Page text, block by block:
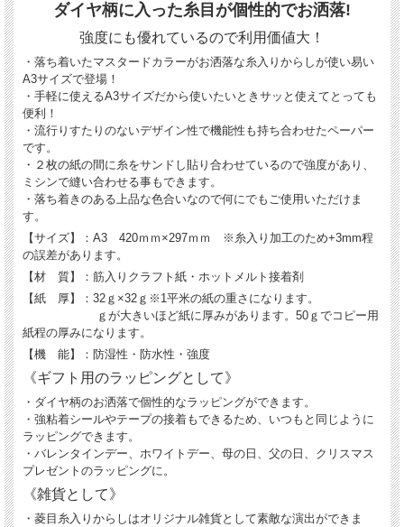
ダイヤ柄に入った糸目が個性的でお洒落!
強度にも優れているので利用価値大！
・落ち着いたマスタードカラーがお洒落な糸入りからしが使い易い
A3サイズで登場！
・手軽に使えるA3サイズだから使いたいときサッと使えてとっても
便利！
・流行りすたりのないデザイン性で機能性も持ち合わせたペーパー
です。
・２枚の紙の間に糸をサンドし貼り合わせているので強度があり、
ミシンで縫い合わせる事もできます。
・落ち着きのある上品な色合いなので何にでもご使用いただけま
す。
【サイズ】：A3 420ｍｍ×297ｍｍ ※糸入り加工のため+3mm程
の誤差があります。
【材 質】：筋入りクラフト紙・ホットメルト接着剤
【紙 厚】：32ｇ×32ｇ※1平米の紙の重さになります。
ｇが大きいほど紙に厚みがあります。50ｇでコピー用
紙程の厚みになります。
【機 能】：防湿性・防水性・強度
《ギフト用のラッピングとして》
・ダイヤ柄のお洒落で個性的なラッピングができます。
・強粘着シールやテープの接着もできるため、いつもと同じように
ラッピングできます。
・バレンタインデー、ホワイトデー、母の日、父の日、クリスマス
プレゼントのラッピングに。
《雑貨として》
・菱目糸入りからしはオリジナル雑貨として素敵な演出ができま